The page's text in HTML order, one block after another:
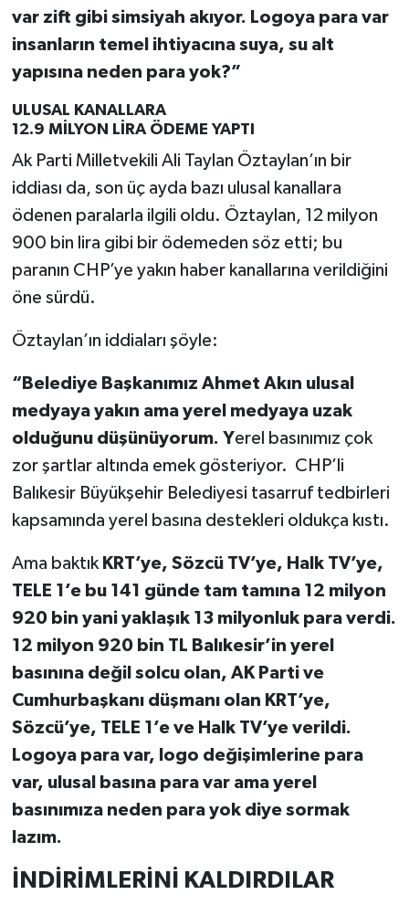
var zift gibi simsiyah akıyor. Logoya para var
insanların temel ihtiyacına suya, su alt
yapısına neden para yok?”
ULUSAL KANALLARA
12.9 MİLYON LİRA ÖDEME YAPTI
Ak Parti Milletvekili Ali Taylan Öztaylan’ın bir
iddiası da, son üç ayda bazı ulusal kanallara
ödenen paralarla ilgili oldu. Öztaylan, 12 milyon
900 bin lira gibi bir ödemeden söz etti; bu
paranın CHP’ye yakın haber kanallarına verildiğini
öne sürdü.
Öztaylan’ın iddiaları şöyle:
“Belediye Başkanımız Ahmet Akın ulusal
medyaya yakın ama yerel medyaya uzak
olduğunu düşünüyorum. Yerel basınımız çok
zor şartlar altında emek gösteriyor. CHP’li
Balıkesir Büyükşehir Belediyesi tasarruf tedbirleri
kapsamında yerel basına destekleri oldukça kıstı.
Ama baktık KRT’ye, Sözcü TV’ye, Halk TV’ye,
TELE 1’e bu 141 günde tam tamına 12 milyon
920 bin yani yaklaşık 13 milyonluk para verdi.
12 milyon 920 bin TL Balıkesir’in yerel
basınına değil solcu olan, AK Parti ve
Cumhurbaşkanı düşmanı olan KRT’ye,
Sözcü’ye, TELE 1’e ve Halk TV’ye verildi.
Logoya para var, logo değişimlerine para
var, ulusal basına para var ama yerel
basınımıza neden para yok diye sormak
lazım.
İNDİRİMLERİNİ KALDIRDILAR